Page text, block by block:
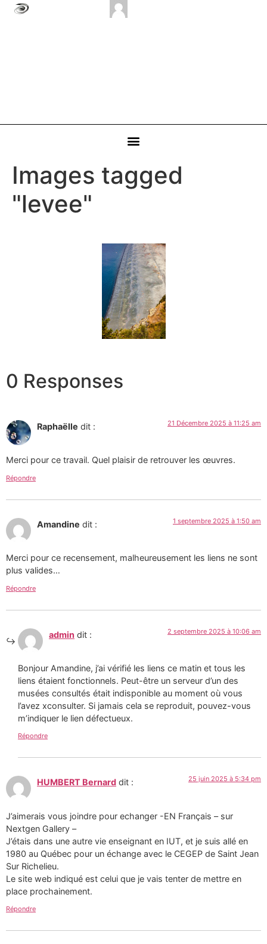
Images tagged
"levee"
0 Responses
Raphaëlle dit : 21 Décembre 2025 à 11:25 am
Merci pour ce travail. Quel plaisir de retrouver les œuvres.
Répondre
Amandine dit : 1 septembre 2025 à 1:50 am
Merci pour ce recensement, malheureusement les liens ne sont
plus valides…
Répondre
admin dit : 2 septembre 2025 à 10:06 am
Bonjour Amandine, j’ai vérifié les liens ce matin et tous les
liens étaient fonctionnels. Peut-être un serveur d’un des
musées consultés était indisponible au moment où vous
l’avez xconsulter. Si jamais cela se reproduit, pouvez-vous
m’indiquer le lien défectueux.
Répondre
HUMBERT Bernard dit : 25 juin 2025 à 5:34 pm
J’aimerais vous joindre pour echanger -EN Français – sur
Nextgen Gallery –
J’étais dans une autre vie enseignant en IUT, et je suis allé en
1980 au Québec pour un échange avec le CEGEP de Saint Jean
Sur Richelieu.
Le site web indiqué est celui que je vais tenter de mettre en
place prochainement.
Répondre